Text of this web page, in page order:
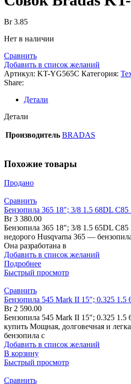
Br3.85
Нет в наличии
Сравнить
Добавить в список желаний
Артикул: KT-YG565C Категория:
Share:
Детали
Детали
Производитель BRADAS
Похожие товары
Продано
Сравнить
Бензопила 365 18″; 3/8 1.5 68DL
Br3 380.00
Бензопила 365 18"; 3/8 1.5 65DL
недорого Husqvarna 365 —
Она разработана в
Добавить в список желаний
Подробнее
Быстрый просмотр
Сравнить
Бензопила 545 Mark II 15″; 0.325
Br2 590.00
Бензопила 545 Mark II 15″; 0.325
купить Мощная, долговечная и
бензопила с
Добавить в список желаний
В корзину
Быстрый просмотр
Сравнить